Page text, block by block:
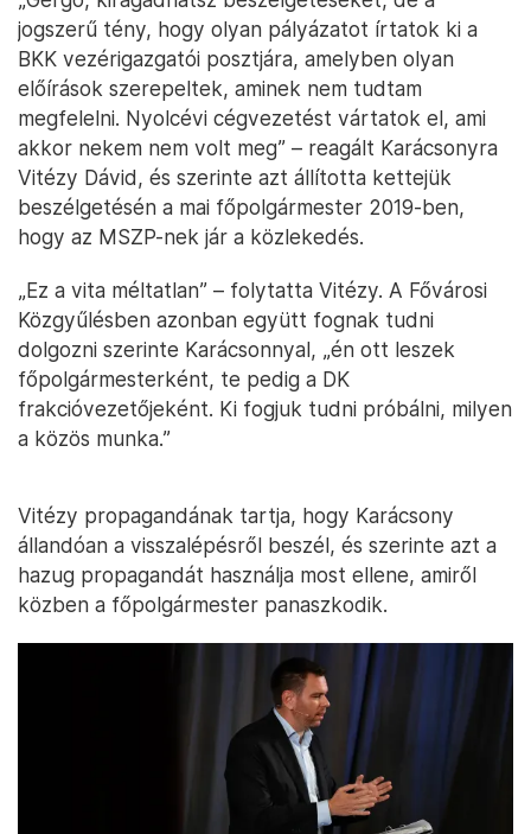
jogszerű tény, hogy olyan pályázatot írtatok ki a
BKK vezérigazgatói posztjára, amelyben olyan
előírások szerepeltek, aminek nem tudtam
megfelelni. Nyolcévi cégvezetést vártatok el, ami
akkor nekem nem volt meg” – reagált Karácsonyra
Vitézy Dávid, és szerinte azt állította kettejük
beszélgetésén a mai főpolgármester 2019-ben,
hogy az MSZP-nek jár a közlekedés.
„Ez a vita méltatlan” – folytatta Vitézy. A Fővárosi
Közgyűlésben azonban együtt fognak tudni
dolgozni szerinte Karácsonnyal, „én ott leszek
főpolgármesterként, te pedig a DK
frakcióvezetőjeként. Ki fogjuk tudni próbálni, milyen
a közös munka.”
Vitézy propagandának tartja, hogy Karácsony
állandóan a visszalépésről beszél, és szerinte azt a
hazug propagandát használja most ellene, amiről
közben a főpolgármester panaszkodik.